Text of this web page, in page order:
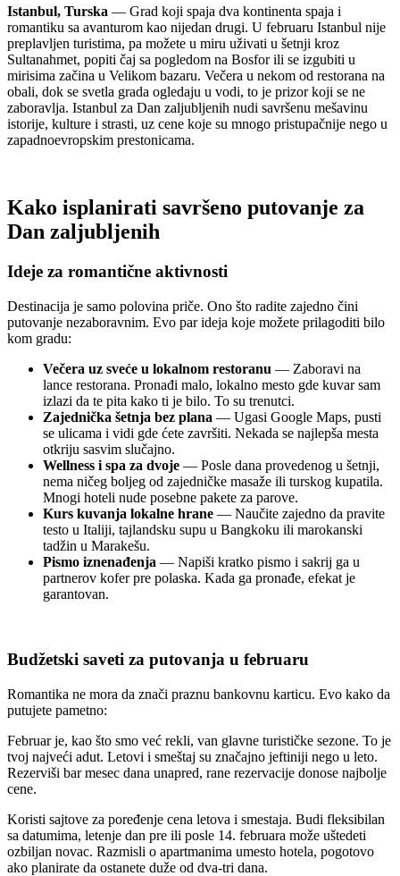
Istanbul, Turska — Grad koji spaja dva kontinenta spaja i
romantiku sa avanturom kao nijedan drugi. U februaru Istanbul nije
preplavljen turistima, pa možete u miru uživati u šetnji kroz
Sultanahmet, popiti čaj sa pogledom na Bosfor ili se izgubiti u
mirisima začina u Velikom bazaru. Večera u nekom od restorana na
obali, dok se svetla grada ogledaju u vodi, to je prizor koji se ne
zaboravlja. Istanbul za Dan zaljubljenih nudi savršenu mešavinu
istorije, kulture i strasti, uz cene koje su mnogo pristupačnije nego u
zapadnoevropskim prestonicama.
Kako isplanirati savršeno putovanje za
Dan zaljubljenih
Ideje za romantične aktivnosti
Destinacija je samo polovina priče. Ono što radite zajedno čini
putovanje nezaboravnim. Evo par ideja koje možete prilagoditi bilo
kom gradu:
Večera uz sveće u lokalnom restoranu — Zaboravi na
lance restorana. Pronađi malo, lokalno mesto gde kuvar sam
izlazi da te pita kako ti je bilo. To su trenutci.
Zajednička šetnja bez plana — Ugasi Google Maps, pusti
se ulicama i vidi gde ćete završiti. Nekada se najlepša mesta
otkriju sasvim slučajno.
Wellness i spa za dvoje — Posle dana provedenog u šetnji,
nema ničeg boljeg od zajedničke masaže ili turskog kupatila.
Mnogi hoteli nude posebne pakete za parove.
Kurs kuvanja lokalne hrane — Naučite zajedno da pravite
testo u Italiji, tajlandsku supu u Bangkoku ili marokanski
tadžin u Marakešu.
Pismo iznenađenja — Napiši kratko pismo i sakrij ga u
partnerov kofer pre polaska. Kada ga pronađe, efekat je
garantovan.
Budžetski saveti za putovanja u februaru
Romantika ne mora da znači praznu bankovnu karticu. Evo kako da
putujete pametno:
Februar je, kao što smo već rekli, van glavne turističke sezone. To je
tvoj najveći adut. Letovi i smeštaj su značajno jeftiniji nego u leto.
Rezerviši bar mesec dana unapred, rane rezervacije donose najbolje
cene.
Koristi sajtove za poređenje cena letova i smestaja. Budi fleksibilan
sa datumima, letenje dan pre ili posle 14. februara može uštedeti
ozbiljan novac. Razmisli o apartmanima umesto hotela, pogotovo
ako planirate da ostanete duže od dva-tri dana.